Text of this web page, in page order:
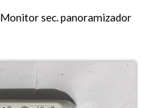
Monitor sec. panoramizador